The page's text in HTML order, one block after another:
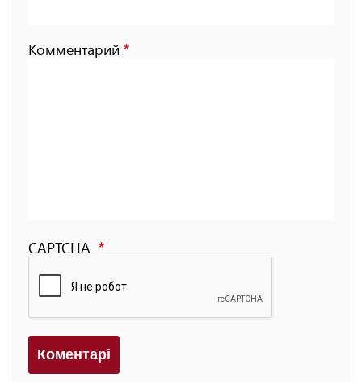
Комментарий
CAPTCHA
Коментарi